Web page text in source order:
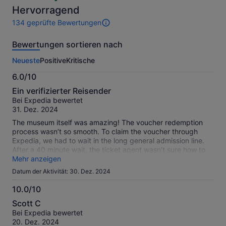
pro
Erw.
Hervorragend
134 geprüfte Bewertungen
134
dieser
Weitere
Informationen
zu
unseren
geprüften
Bewertungen.
Bewertungen sortieren nach
NeuestePositiveKritische
6.0/10
6.0
von
10
Ein verifizierter Reisender
Bei Expedia bewertet
31. Dez. 2024
The museum itself was amazing! The voucher redemption
process wasn’t so smooth. To claim the voucher through
Expedia, we had to wait in the long general admission line.
After a 40 minute wait, the ticket agent wasn’t sure how to
process the redemption code and had to call a manager.
From there, I had to send an email with the voucher codes to
the ticket agent to print our tickets into the museum. I’m total
it took us nearly a hour to get in, and would have been faster
had we purchased our tickets directly through the museum’s
website. It wouldn’tbe great to see this admission process
more streamlined if purchasing through Expedia.
Mehr anzeigen
Datum der Aktivität: 30. Dez. 2024
10.0/10
10.0
von
10
Scott C
Bei Expedia bewertet
20. Dez. 2024